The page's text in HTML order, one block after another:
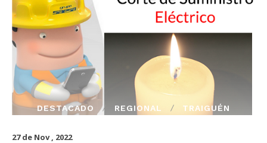
DESTACADO REGIONAL TRAIGUÉN
27 de Nov , 2022